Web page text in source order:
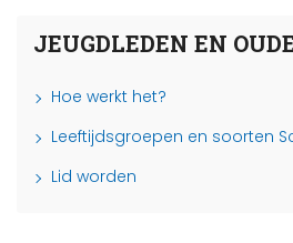
JEUGDLEDEN EN
Hoe werkt het?
Leeftijdsgroepen en soorten
Lid worden